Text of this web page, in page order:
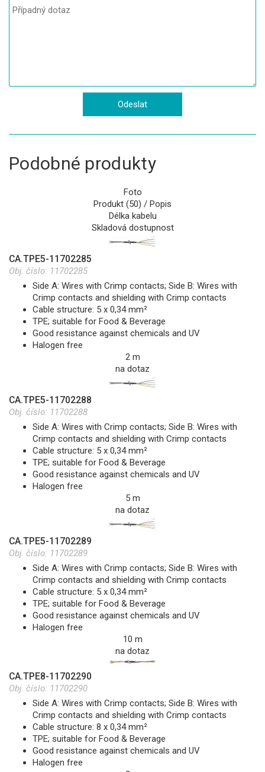
Podobné produkty
Foto
Produkt (50) / Popis
Délka kabelu
Skladová dostupnost
CA.TPE5-11702285
Obj. číslo: 11702285
Side A: Wires with Crimp contacts; Side B: Wires with
Crimp contacts and shielding with Crimp contacts
Cable structure: 5 x 0,34 mm²
TPE; suitable for Food & Beverage
Good resistance against chemicals and UV
Halogen free
2 m
na dotaz
CA.TPE5-11702288
Obj. číslo: 11702288
Side A: Wires with Crimp contacts; Side B: Wires with
Crimp contacts and shielding with Crimp contacts
Cable structure: 5 x 0,34 mm²
TPE; suitable for Food & Beverage
Good resistance against chemicals and UV
Halogen free
5 m
na dotaz
CA.TPE5-11702289
Obj. číslo: 11702289
Side A: Wires with Crimp contacts; Side B: Wires with
Crimp contacts and shielding with Crimp contacts
Cable structure: 5 x 0,34 mm²
TPE; suitable for Food & Beverage
Good resistance against chemicals and UV
Halogen free
10 m
na dotaz
CA.TPE8-11702290
Obj. číslo: 11702290
Side A: Wires with Crimp contacts; Side B: Wires with
Crimp contacts and shielding with Crimp contacts
Cable structure: 8 x 0,34 mm²
TPE; suitable for Food & Beverage
Good resistance against chemicals and UV
Halogen free